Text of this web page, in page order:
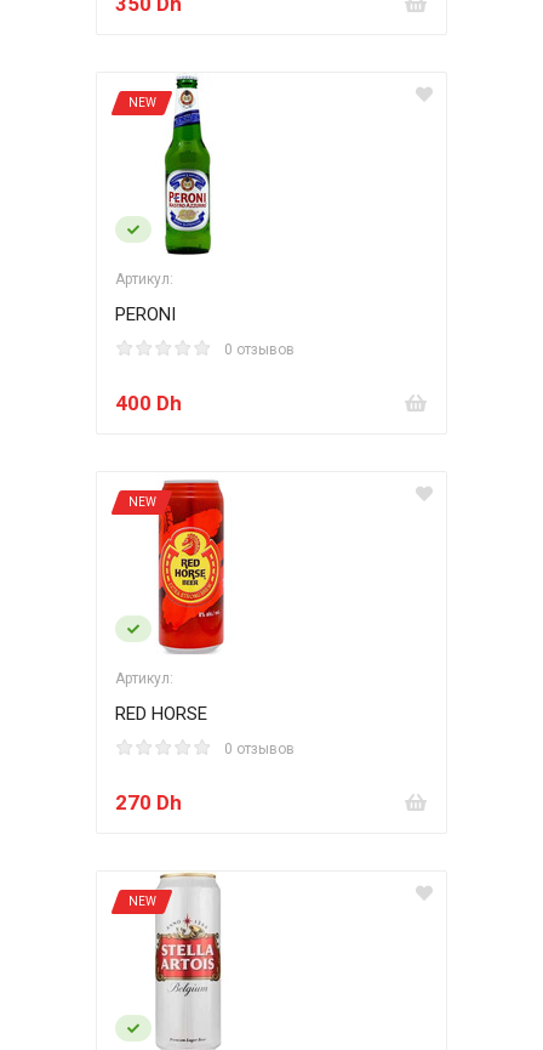
NEW
Артикул:
PERONI
0 отзывов
400 Dh
NEW
Артикул:
RED HORSE
0 отзывов
270 Dh
NEW